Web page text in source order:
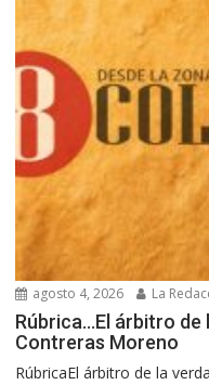
agosto 4, 2026 La
Rúbrica…El árbitro de
Contreras Moreno
RúbricaEl árbitro de la